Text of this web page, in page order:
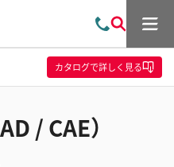
問
い
合
わ
索
メ
ュ
ー
カタログで詳しく見る
/ CAE）